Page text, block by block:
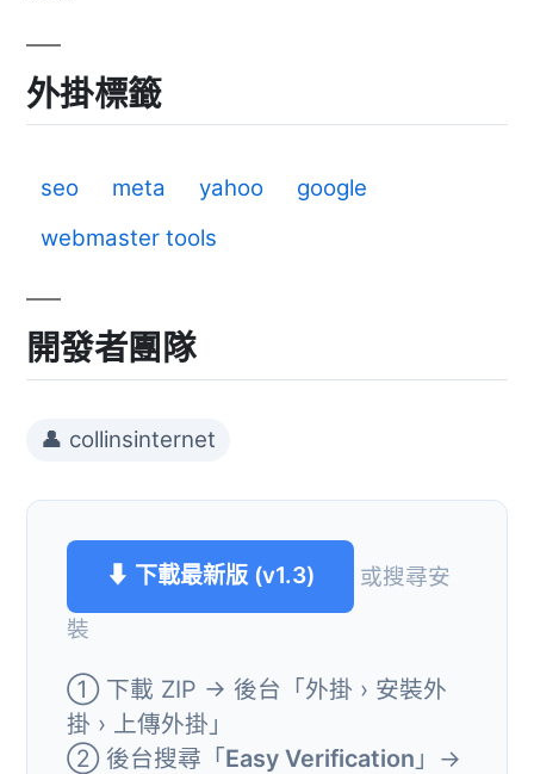
外掛標籤
seo meta yahoo
google
webmaster tools
開發者團隊
👤 collinsinternet
⬇ 下載最新版 (v1.3)
或搜尋安
裝
① 下載 ZIP → 後台「外掛 › 安裝外
掛 › 上傳外掛」
② 後台搜尋「Easy Verification 」→